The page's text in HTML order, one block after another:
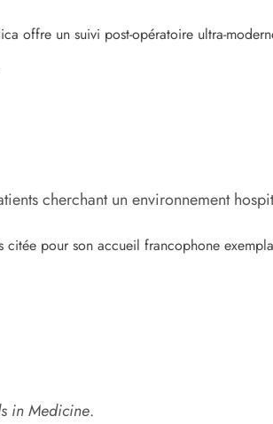
offre un suivi post-opératoire ultra-
cherchant un environnement
pour son accueil francophone
in Medicine.